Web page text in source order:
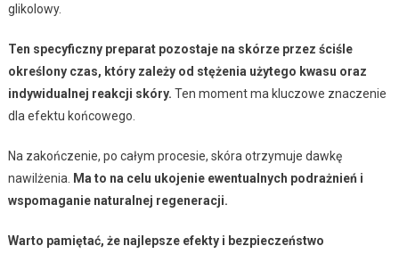
glikolowy.
Ten specyficzny preparat pozostaje na skórze przez ściśle
określony czas, który zależy od stężenia użytego kwasu oraz
indywidualnej reakcji skóry. Ten moment ma kluczowe znaczenie
dla efektu końcowego.
Na zakończenie, po całym procesie, skóra otrzymuje dawkę
nawilżenia.
Ma to na celu ukojenie ewentualnych podrażnień i
wspomaganie naturalnej regeneracji.
Warto pamiętać, że najlepsze efekty i bezpieczeństwo